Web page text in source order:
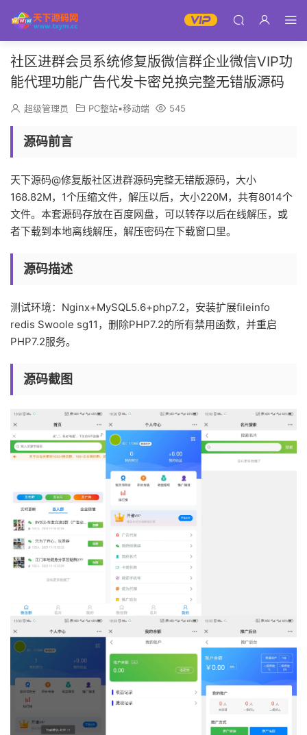
社区进群会员系统修复版微信群企业微信VIP功
能代理功能广告代发卡密兑换完整无错版源码
超级管理员 PC整站▪移动端 545
源码前言
天下源码@修复版社区进群源码完整无错版源码，大小
168.82M，1个压缩文件，解压以后，大小220M，共有8014个
文件。本套源码存放在百度网盘，可以转存以后在线解压，或
者下载到本地离线解压，解压密码在下载窗口里。
源码描述
测试环境：Nginx+MySQL5.6+php7.2，安装扩展fileinfo
redis Swoole sg11，删除PHP7.2的所有禁用函数，并重启
PHP7.2服务。
源码截图